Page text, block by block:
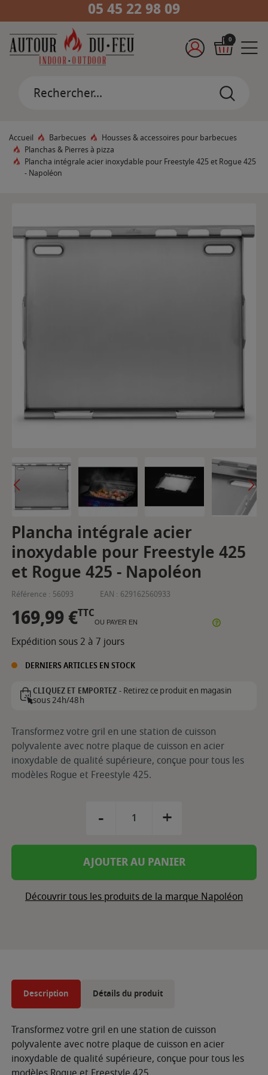
05 45 22 98 09
0
Accueil Barbecues
Housses & accessoires pour barbecues
Planchas & Pierres à pizza
Plancha intégrale acier inoxydable pour Freestyle 425 et Rogue 425
- Napoléon
Plancha intégrale acier
inoxydable pour Freestyle 425
et Rogue 425 - Napoléon
Référence : 56093 EAN : 629162560933
169,99 €TTC
OU PAYER EN
Expédition sous 2 à 7 jours
DERNIERS ARTICLES EN STOCK
CLIQUEZ ET EMPORTEZ -Retirez ce produit en magasin
sous 24h/48h
Transformez votre gril en une station de cuisson
polyvalente avec notre plaque de cuisson en acier
inoxydable de qualité supérieure, conçue pour tous les
modèles Rogue et Freestyle 425.
- +
AJOUTER AU PANIER
Découvrir tous les produits de la marque Napoléon
Description Détails du produit
Transformez votre gril en une station de cuisson
polyvalente avec notre plaque de cuisson en acier
inoxydable de qualité supérieure, conçue pour tous les